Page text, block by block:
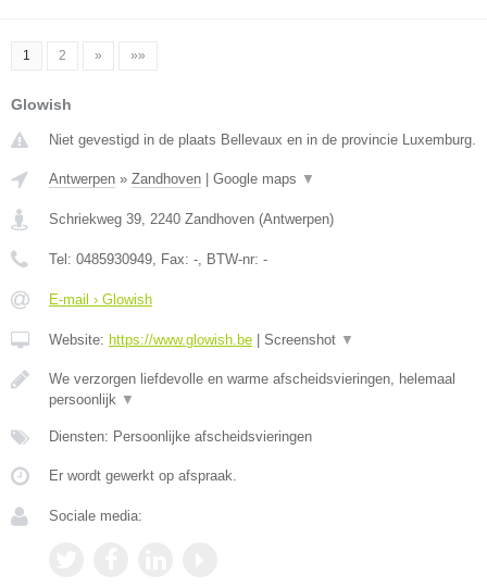
1 2 » »»
Glowish
Niet gevestigd in de plaats Bellevaux en in de provincie Luxemburg.
Antwerpen » Zandhoven Google maps ▼
Schriekweg 39, 2240 Zandhoven (Antwerpen)
Tel: 0485930949, Fax: -, BTW-nr: -
E-mail › Glowish
Website: https://www.glowish.be Screenshot ▼
We verzorgen liefdevolle en warme afscheidsvieringen, helemaal
persoonlijk ▼
Diensten: Persoonlijke afscheidsvieringen
Er wordt gewerkt op afspraak.
Sociale media: